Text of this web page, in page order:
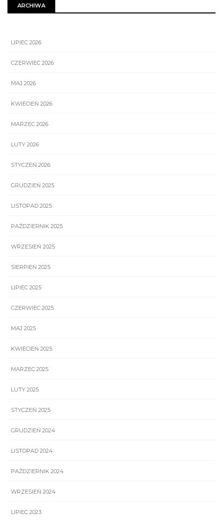
ARCHIWA
LIPIEC 2026
CZERWIEC 2026
MAJ 2026
KWIECIEŃ 2026
MARZEC 2026
LUTY 2026
STYCZEŃ 2026
GRUDZIEŃ 2025
LISTOPAD 2025
PAŹDZIERNIK 2025
WRZESIEŃ 2025
SIERPIEŃ 2025
LIPIEC 2025
CZERWIEC 2025
MAJ 2025
KWIECIEŃ 2025
MARZEC 2025
LUTY 2025
STYCZEŃ 2025
GRUDZIEŃ 2024
LISTOPAD 2024
PAŹDZIERNIK 2024
WRZESIEŃ 2024
LIPIEC 2023